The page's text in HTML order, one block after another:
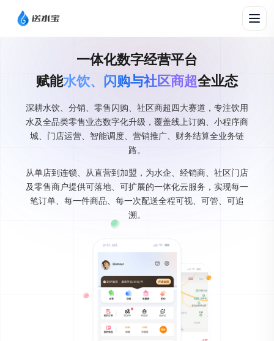
一体化数字经营平台
赋能水饮、闪购与社区商超全业态
深耕水饮、分销、零售闪购、社区商超四大赛道，专注饮用
水及全品类零售业态数字化升级，覆盖线上订购、小程序商
城、门店运营、智能调度、营销推广、财务结算全业务链
路。
从单店到连锁、从直营到加盟，为水企、经销商、社区门店
及零售商户提供可落地、可扩展的一体化云服务，实现每一
笔订单、每一件商品、每一次配送全程可视、可管、可追
溯。